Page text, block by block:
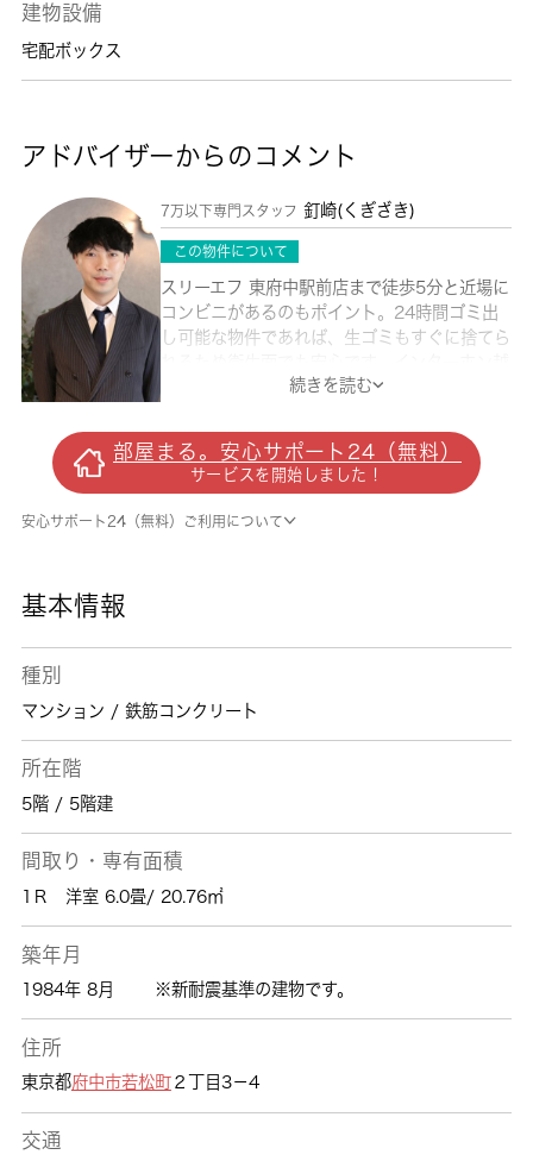
建物設備
宅配ボックス
アドバイザーからのコメント
7万以下専門スタッフ 釘崎(くぎざき)
この物件について
スリーエフ 東府中駅前店まで徒歩5分と近場に
コンビニがあるのもポイント。24時間ゴミ出
し可能な物件であれば、生ゴミもすぐに捨てら
しに来訪者を確認できるので、トラブルを回避
ン・システムキッチンなど豊富に揃っており、
過ごしやすいお部屋になっております。礼金が
ゼロ円なので、初期費用節約につながりま
す。 城南コミュニティは長年、府中市を中心
続きを読む
部屋まる。安心サポート24（無料）
サービスを開始しました！
安心サポート24（無料）ご利用について
基本情報
種別
マンション / 鉄筋コンクリート
所在階
5階 / 5階建
間取り・専有面積
1Ｒ 洋室 6.0畳/ 20.76㎡
築年月
1984年 8月 ※新耐震基準の建物です。
住所
東京都府中市若松町２丁目3－4
交通